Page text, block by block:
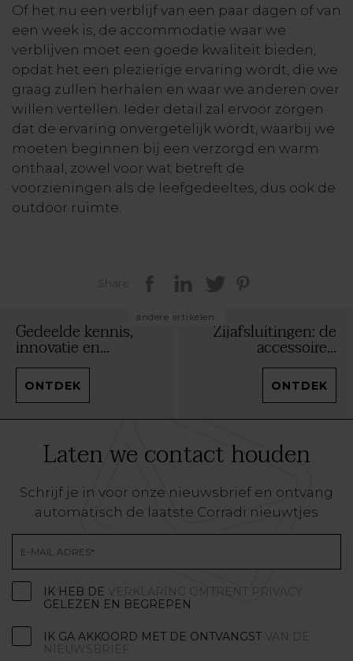
Of het nu een verblijf van een paar dagen of van
een week is, de accommodatie waar we
verblijven moet een goede kwaliteit bieden,
opdat het een plezierige ervaring wordt, die we
graag zullen herhalen en waar we anderen over
willen vertellen. Ieder detail zal ervoor zorgen
dat de ervaring onvergetelijk wordt, waarbij we
moeten beginnen bij een verzorgd en warm
onthaal, zowel voor wat betreft de
voorzieningen als de leefgedeeltes, dus ook de
outdoor ruimte.
Share
andere artikelen:
Gedeelde kennis,
innovatie en...
ONTDEK
Zijafsluitingen: de
accessoire...
ONTDEK
Laten we contact houden
Schrijf je in voor onze nieuwsbrief en ontvang
automatisch de laatste Corradi nieuwtjes
IK HEB DE VERKLARING OMTRENT PRIVACY
GELEZEN EN BEGREPEN
IK GA AKKOORD MET DE ONTVANGST VAN DE
NIEUWSBRIEF